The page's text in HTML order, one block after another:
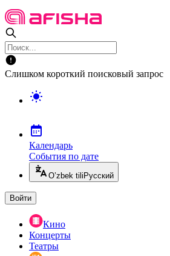
Слишком короткий поисковый запрос
Календарь
События по дате
O’zbek tili Русский
Войти
Кино
Концерты
Театры